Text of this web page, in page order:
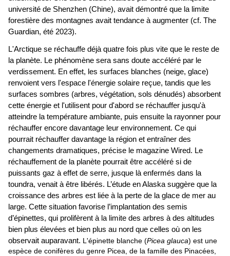
université de Shenzhen (Chine), avait démontré que la limite
forestière des montagnes avait tendance à augmenter (cf. The
Guardian, été 2023).
L'Arctique se réchauffe déjà quatre fois plus vite que le reste de
la planète. Le phénomène sera sans doute accéléré par le
verdissement. En effet, les surfaces blanches (neige, glace)
renvoient vers l'espace l'énergie solaire reçue, tandis que les
surfaces sombres (arbres, végétation, sols dénudés) absorbent
cette énergie et l'utilisent pour d'abord se réchauffer jusqu'à
atteindre la température ambiante, puis ensuite la rayonner pour
réchauffer encore davantage leur environnement. Ce qui
pourrait réchauffer davantage la région et entraîner des
changements dramatiques, précise le magazine Wired. Le
réchauffement de la planète pourrait être accéléré si de
puissants gaz à effet de serre, jusque là enfermés dans la
toundra, venait à être libérés. L’étude en Alaska suggère que la
croissance des arbres est liée à la perte de la glace de mer au
large. Cette situation favorise l’implantation des semis
d’épinettes, qui prolifèrent à la limite des arbres à des altitudes
bien plus élevées et bien plus au nord que celles où on les
observait auparavant. L'épinette blanche (Picea glauca) est une
espèce de conifères du genre Picea, de la famille des Pinacées,